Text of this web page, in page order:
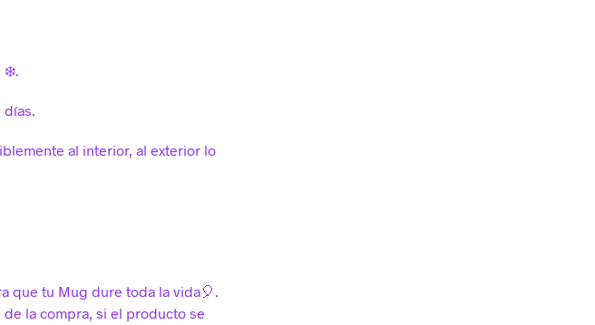
❄️.
días.
al interior, al exterior lo
que tu Mug dure toda la vida🎈.
la compra, si el producto se